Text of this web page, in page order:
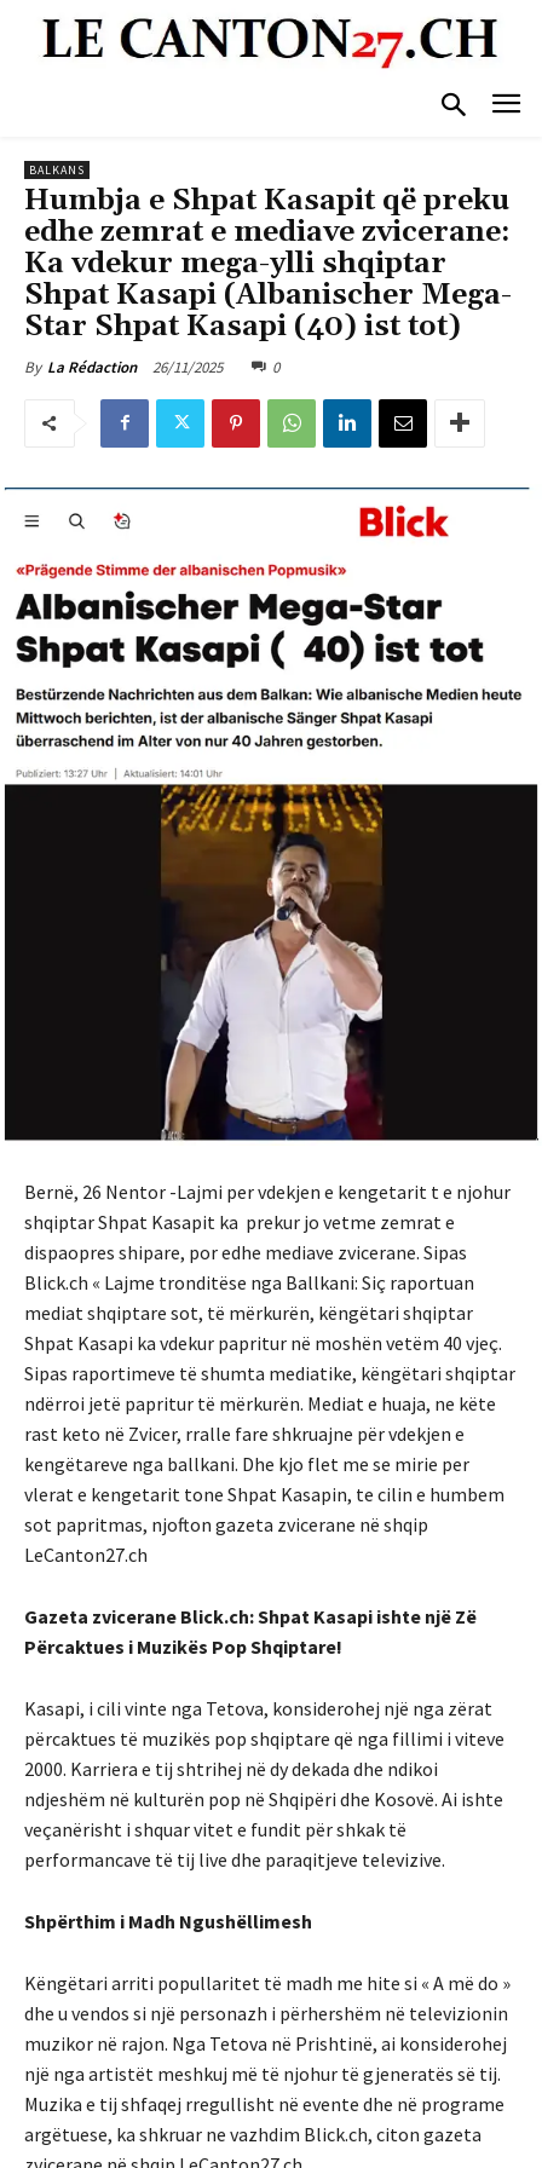
BALKANS
Humbja e Shpat Kasapit që preku
edhe zemrat e mediave zvicerane:
Ka vdekur mega-ylli shqiptar
Shpat Kasapi (Albanischer Mega-
Star Shpat Kasapi (40) ist tot)
By La Rédaction 26/11/2025 0
Bernë, 26 Nentor -Lajmi per vdekjen e kengetarit t e njohur
shqiptar Shpat Kasapit ka prekur jo vetme zemrat e
dispaopres shipare, por edhe mediave zvicerane. Sipas
Blick.ch « Lajme tronditëse nga Ballkani: Siç raportuan
mediat shqiptare sot, të mërkurën, këngëtari shqiptar
Shpat Kasapi ka vdekur papritur në moshën vetëm 40 vjeç.
Sipas raportimeve të shumta mediatike, këngëtari shqiptar
ndërroi jetë papritur të mërkurën. Mediat e huaja, ne këte
rast keto në Zvicer, rralle fare shkruajne për vdekjen e
kengëtareve nga ballkani. Dhe kjo flet me se mirie per
vlerat e kengetarit tone Shpat Kasapin, te cilin e humbem
sot papritmas, njofton gazeta zvicerane në shqip
LeCanton27.ch
Gazeta zvicerane Blick.ch: Shpat Kasapi ishte një Zë
Përcaktues i Muzikës Pop Shqiptare!
Kasapi, i cili vinte nga Tetova, konsiderohej një nga zërat
përcaktues të muzikës pop shqiptare që nga fillimi i viteve
2000. Karriera e tij shtrihej në dy dekada dhe ndikoi
ndjeshëm në kulturën pop në Shqipëri dhe Kosovë. Ai ishte
veçanërisht i shquar vitet e fundit për shkak të
performancave të tij live dhe paraqitjeve televizive.
Shpërthim i Madh Ngushëllimesh
Këngëtari arriti popullaritet të madh me hite si « A më do »
dhe u vendos si një personazh i përhershëm në televizionin
muzikor në rajon. Nga Tetova në Prishtinë, ai konsiderohej
një nga artistët meshkuj më të njohur të gjeneratës së tij.
Muzika e tij shfaqej rregullisht në evente dhe në programe
argëtuese, ka shkruar ne vazhdim Blick.ch, citon gazeta